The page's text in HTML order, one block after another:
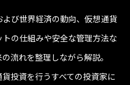
び世界経済の動向、仮想通貨
の仕組みや安全な管理方法な
流れを整理しながら解説。
投資を行うすべての投資家に